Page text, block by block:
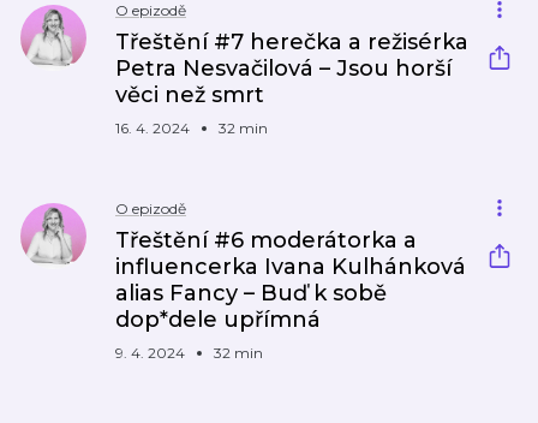
O epizodě
Třeštění #7 herečka a režisérka
Petra Nesvačilová – Jsou horší
věci než smrt
16. 4. 2024 32 min
O epizodě
Třeštění #6 moderátorka a
influencerka Ivana Kulhánková
alias Fancy – Buď k sobě
dop*dele upřímná
9. 4. 2024 32 min